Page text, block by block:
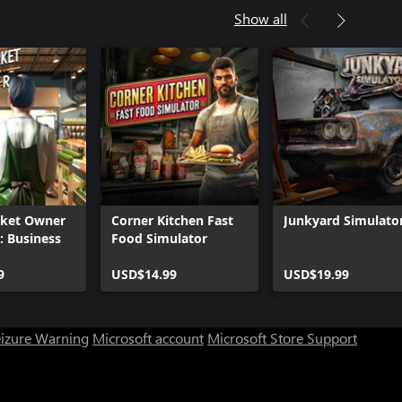
Show all
Owner
Business
Corner Kitchen Fast
Food Simulator
USD$14.99
Junkyard
USD$19.99
Warning Microsoft account Microsoft Store Support